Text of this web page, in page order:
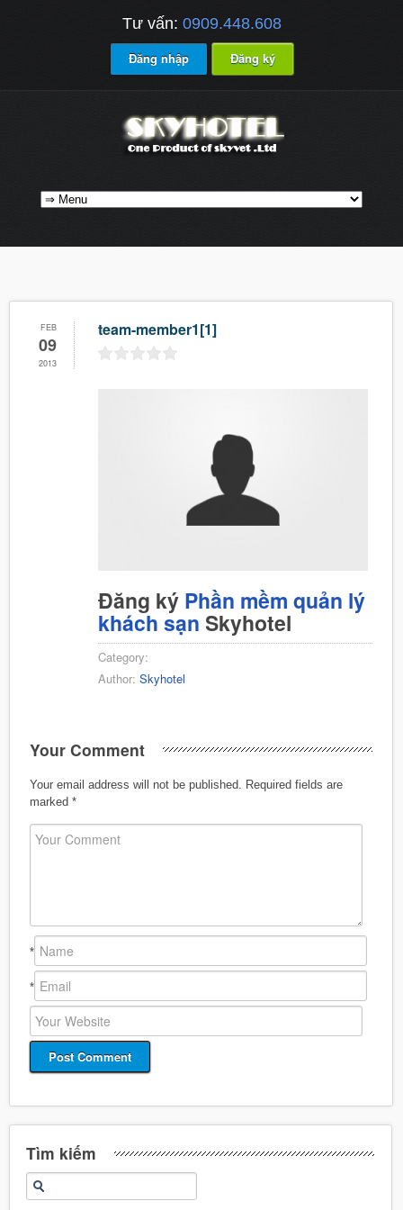
Tư vấn: 0909.448.608
Đăng nhập Đăng ký
FEB
09
2013
team-member1[1]
Đăng ký Phần mềm quản lý
khách sạn Skyhotel
Category:
Author: Skyhotel
Your Comment
Your email address will not be published.
Required fields are
marked *
*
*
Tìm kiếm